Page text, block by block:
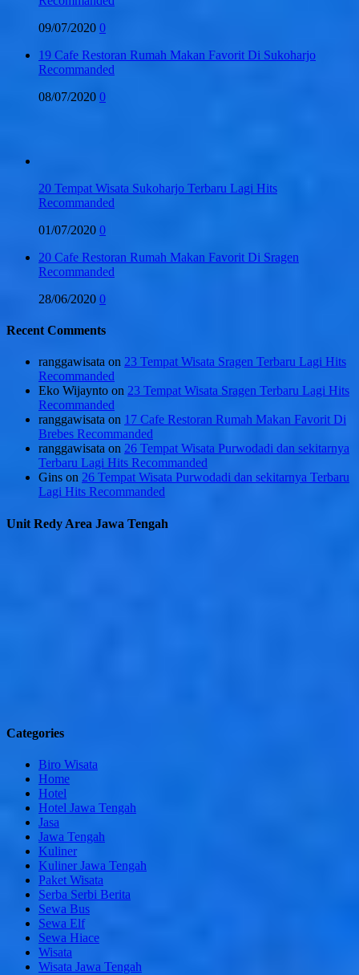
09/07/2020 0
19 Cafe Restoran Rumah Makan Favorit Di Sukoharjo
Recommanded
08/07/2020 0
20 Tempat Wisata Sukoharjo Terbaru Lagi Hits
Recommanded
01/07/2020 0
20 Cafe Restoran Rumah Makan Favorit Di Sragen
Recommanded
28/06/2020 0
Recent Comments
ranggawisata on 23 Tempat Wisata Sragen Terbaru Lagi Hits
Recommanded
Eko Wijaynto on 23 Tempat Wisata Sragen Terbaru Lagi Hits
Recommanded
ranggawisata on 17 Cafe Restoran Rumah Makan Favorit Di
Brebes Recommanded
ranggawisata on 26 Tempat Wisata Purwodadi dan sekitarnya
Terbaru Lagi Hits Recommanded
Gins on 26 Tempat Wisata Purwodadi dan sekitarnya Terbaru
Lagi Hits Recommanded
Unit Redy Area Jawa Tengah
Categories
Biro Wisata
Home
Hotel
Hotel Jawa Tengah
Jasa
Jawa Tengah
Kuliner
Kuliner Jawa Tengah
Paket Wisata
Serba Serbi Berita
Sewa Bus
Sewa Elf
Sewa Hiace
Wisata
Wisata Jawa Tengah